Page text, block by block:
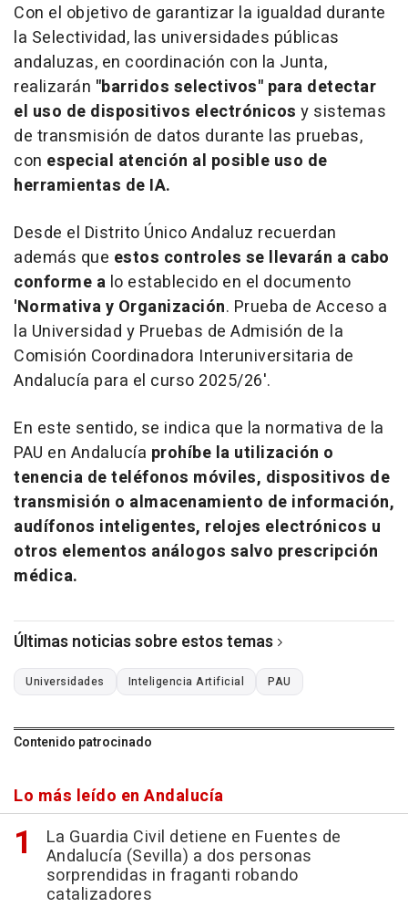
Con el objetivo de garantizar la igualdad durante
la Selectividad, las universidades públicas
andaluzas, en coordinación con la Junta,
realizarán "barridos selectivos" para detectar
el uso de dispositivos electrónicos y sistemas
de transmisión de datos durante las pruebas,
con especial atención al posible uso de
herramientas de IA.
Desde el Distrito Único Andaluz recuerdan
además que estos controles se llevarán a cabo
conforme a lo establecido en el documento
'Normativa y Organización. Prueba de Acceso a
la Universidad y Pruebas de Admisión de la
Comisión Coordinadora Interuniversitaria de
Andalucía para el curso 2025/26'.
En este sentido, se indica que la normativa de la
PAU en Andalucía prohíbe la utilización o
tenencia de teléfonos móviles, dispositivos de
transmisión o almacenamiento de información,
audífonos inteligentes, relojes electrónicos u
otros elementos análogos salvo prescripción
médica.
Últimas noticias sobre estos temas
Universidades Inteligencia Artificial PAU
Contenido patrocinado
Lo más leído en Andalucía
La Guardia Civil detiene en Fuentes de
Andalucía (Sevilla) a dos personas
sorprendidas in fraganti robando
catalizadores